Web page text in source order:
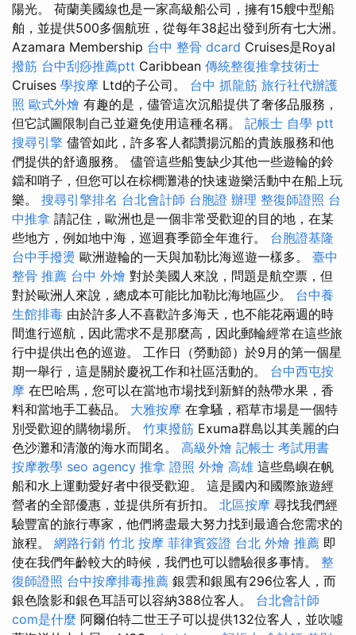
陽光。 荷蘭美國線也是一家高級船公司，擁有15艘中型船
舶，並提供500多個航班，從每年38起出發到所有七大洲。
Azamara Membership 台中 整骨 dcard Cruises是Royal
撥筋 台中刮痧推薦ptt Caribbean 傳統整復推拿技術士
Cruises 學按摩 Ltd的子公司。 台中 抓龍筋 旅行社代辦護
照 歐式外燴 有趣的是，儘管這次沉船提供了奢侈品服務，
但它試圖限制自己並避免使用這種名稱。 記帳士 自學 ptt
搜尋引擎 儘管如此，許多客人都讚揚沉船的貴族服務和他
們提供的舒適服務。 儘管這些船隻缺少其他一些遊輪的鈴
鐺和哨子，但您可以在棕櫚灘港的快速遊樂活動中在船上玩
樂。 搜尋引擎排名 台北會計師 台胞證 辦理 整復師證照 台
中推拿 請記住，歐洲也是一個非常受歡迎的目的地，在某
些地方，例如地中海，巡迴賽季節全年進行。 台胞證基隆
台中手撥燙 歐洲遊輪的一天與加勒比海巡遊一樣多。 臺中
整骨 推薦 台中 外燴 對於美國人來說，問題是航空票，但
對於歐洲人來說，總成本可能比加勒比海地區少。 台中養
生館排毒 由於許多人不喜歡許多海天，也不能花兩週的時
間進行巡航，因此需求不是那麼高，因此郵輪經常在這些旅
行中提供出色的巡遊。 工作日（勞動節）於9月的第一個星
期一舉行，這是關於慶祝工作和社區活動的。 台中西屯按
摩 在巴哈馬，您可以在當地市場找到新鮮的熱帶水果，香
料和當地手工藝品。 大雅按摩 在拿騷，稻草市場是一個特
別受歡迎的購物場所。 竹東撥筋 Exuma群島以其美麗的白
色沙灘和清澈的海水而聞名。 高級外燴 記帳士 考試用書
按摩教學 seo agency 推拿 證照 外燴 高雄 這些島嶼在帆
船和水上運動愛好者中很受歡迎。 這是國內和國際旅遊經
營者的全部優惠，並提供所有折扣。 北區按摩 尋找我們經
驗豐富的旅行專家，他們將盡最大努力找到最適合您需求的
旅程。 網路行銷 竹北 按摩 菲律賓簽證 台北 外燴 推薦 即
使在我們年齡較大的時候，我們也可以體驗很多事情。 整
復師證照 台中按摩排毒推薦 銀雲和銀風有296位客人，而
銀色陰影和銀色耳語可以容納388位客人。 台北會計師
com是什麼 阿爾伯特二世王子可以提供132位客人，並吹噓